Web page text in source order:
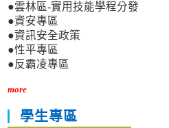
●雲林區-實用技能學程分發
●資安專區
●資訊安全政策
●性平專區
●反霸凌專區
more
學生專區